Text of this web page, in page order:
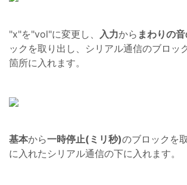
"x"を"vol"に変更し、 入力から まわりの
ックを取り出し、シリアル通信のブロッ
箇所に入れます。
基本から一時停止(ミリ秒)のブロックを
に入れたシリアル通信の下に入れます。